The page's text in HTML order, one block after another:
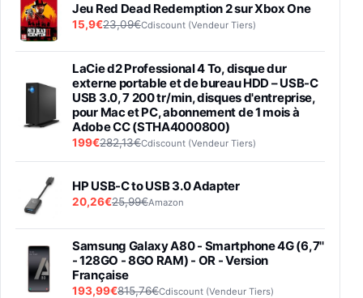
Jeu Red Dead Redemption 2 sur Xbox One
15,9€23,09€Cdiscount (Vendeur Tiers)
LaCie d2 Professional 4 To, disque dur
externe portable et de bureau HDD – USB-C
USB 3.0, 7 200 tr/min, disques d'entreprise,
pour Mac et PC, abonnement de 1 mois à
Adobe CC (STHA4000800)
199€282,13€Cdiscount (Vendeur Tiers)
HP USB-C to USB 3.0 Adapter
20,26€25,99€Amazon
Samsung Galaxy A80 - Smartphone 4G (6,7''
- 128GO - 8GO RAM) - OR - Version
Française
193,99€815,76€Cdiscount (Vendeur Tiers)